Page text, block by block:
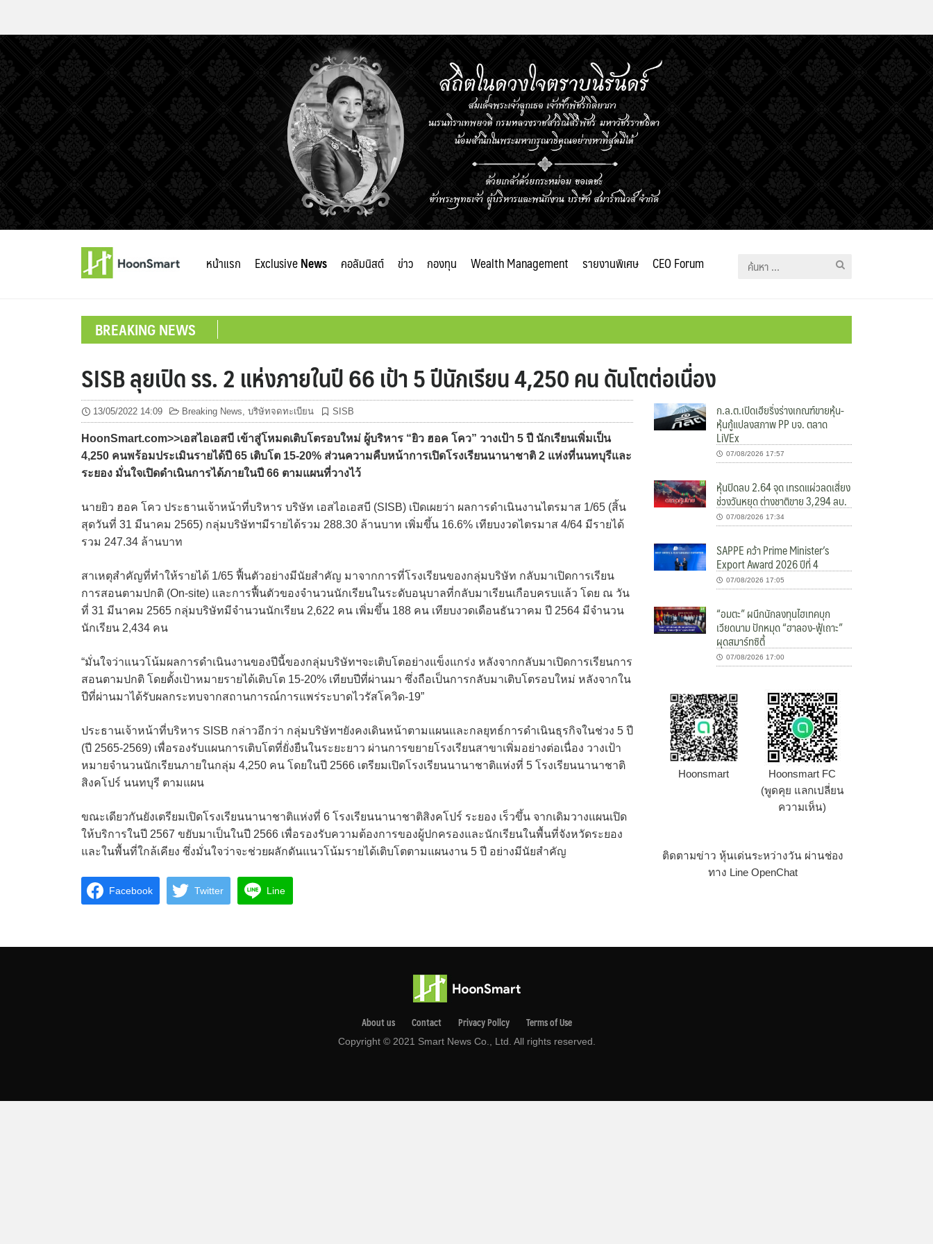
หน้าแรก ExclusiveNews คอลัมนิสต์ ข่าว กองทุน Wealth Management รายงานพิเศษ CEO Forum
ค้นหา
BREAKING NEWS
SISB ลุยเปิด รร. 2 แห่งภายในปี 66 เป้า 5 ปีนักเรียน 4,250 คน ดันโตต่อเนื่อง
13/05/2022 14:09 Breaking News, บริษัทจดทะเบียน SISB
HoonSmart.com>>เอสไอเอสบี เข้าสู่โหมดเติบโตรอบใหม่ ผู้บริหาร “ยิว ฮอค โคว” วางเป้า 5 ปี นักเรียนเพิ่มเป็น
4,250 คนพร้อมประเมินรายได้ปี 65 เติบโต 15-20% ส่วนความคืบหน้าการเปิดโรงเรียนนานาชาติ 2 แห่งที่นนทบุรีและ
ระยอง มั่นใจเปิดดำเนินการได้ภายในปี 66 ตามแผนที่วางไว้
นายยิว ฮอค โคว ประธานเจ้าหน้าที่บริหาร บริษัท เอสไอเอสบี (SISB) เปิดเผยว่า ผลการดำเนินงานไตรมาส 1/65 (สิ้น
สุดวันที่ 31 มีนาคม 2565) กลุ่มบริษัทฯมีรายได้รวม 288.30 ล้านบาท เพิ่มขึ้น 16.6% เทียบงวดไตรมาส 4/64 มีรายได้
รวม 247.34 ล้านบาท
สาเหตุสำคัญที่ทำให้รายได้ 1/65 ฟื้นตัวอย่างมีนัยสำคัญ มาจากการที่โรงเรียนของกลุ่มบริษัท กลับมาเปิดการเรียน
การสอนตามปกติ (On-site) และการฟื้นตัวของจำนวนนักเรียนในระดับอนุบาลที่กลับมาเรียนเกือบครบแล้ว โดย ณ วัน
ที่ 31 มีนาคม 2565 กลุ่มบริษัทมีจำนวนนักเรียน 2,622 คน เพิ่มขึ้น 188 คน เทียบงวดเดือนธันวาคม ปี 2564 มีจำนวน
นักเรียน 2,434 คน
“มั่นใจว่าแนวโน้มผลการดำเนินงานของปีนี้ของกลุ่มบริษัทฯจะเติบโตอย่างแข็งแกร่ง หลังจากกลับมาเปิดการเรียนการ
สอนตามปกติ โดยตั้งเป้าหมายรายได้เติบโต 15-20% เทียบปีที่ผ่านมา ซึ่งถือเป็นการกลับมาเติบโตรอบใหม่ หลังจากใน
ปีที่ผ่านมาได้รับผลกระทบจากสถานการณ์การแพร่ระบาดไวรัสโควิด-19”
ประธานเจ้าหน้าที่บริหาร SISB กล่าวอีกว่า กลุ่มบริษัทฯยังคงเดินหน้าตามแผนและกลยุทธ์การดำเนินธุรกิจในช่วง 5 ปี
(ปี 2565-2569) เพื่อรองรับแผนการเติบโตที่ยั่งยืนในระยะยาว ผ่านการขยายโรงเรียนสาขาเพิ่มอย่างต่อเนื่อง วางเป้า
หมายจำนวนนักเรียนภายในกลุ่ม 4,250 คน โดยในปี 2566 เตรียมเปิดโรงเรียนนานาชาติแห่งที่ 5 โรงเรียนนานาชาติ
สิงคโปร์ นนทบุรี ตามแผน
ขณะเดียวกันยังเตรียมเปิดโรงเรียนนานาชาติแห่งที่ 6 โรงเรียนนานาชาติสิงคโปร์ ระยอง เร็วขึ้น จากเดิมวางแผนเปิด
ให้บริการในปี 2567 ขยับมาเป็นในปี 2566 เพื่อรองรับความต้องการของผู้ปกครองและนักเรียนในพื้นที่จังหวัดระยอง
และในพื้นที่ใกล้เคียง ซึ่งมั่นใจว่าจะช่วยผลักดันแนวโน้มรายได้เติบโตตามแผนงาน 5 ปี อย่างมีนัยสำคัญ
Facebook Twitter Line
ก.ล.ต.เปิดเฮียริ่งร่างเกณฑ์ขายหุ้น-
หุ้นกู้แปลงสภาพ PP บจ. ตลาด
LiVEx
07/08/2026 17:57
หุ้นปิดลบ 2.64 จุด เทรดแผ่วลดเสี่ยง
ช่วงวันหยุด ต่างชาติขาย 3,294 ลบ.
07/08/2026 17:34
SAPPE คว้า Prime Minister’s
Export Award 2026 ปีที่ 4
07/08/2026 17:05
“อมตะ” ผนึกนักลงทุนไฮเทคบุก
เวียดนาม ปักหมุด “ฮาลอง-ฟู้เถาะ”
ผุดสมาร์ทซิตี้
07/08/2026 17:00
Hoonsmart
Hoonsmart FC
(พูดคุย แลกเปลี่ยน
ความเห็น)
ติดตามข่าว หุ้นเด่นระหว่างวัน ผ่านช่อง
ทาง Line OpenChat
About us Contact Privacy Pollcy Terms of Use
Copyright © 2021 Smart News Co., Ltd. All rights reserved.